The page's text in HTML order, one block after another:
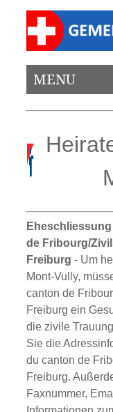
MENU
de Fribourg/
Freiburg- Um
Mont-Vully,
canton de
Freiburg ein
die zivile
Sie die
du canton de
Freiburg.
Faxnummer,